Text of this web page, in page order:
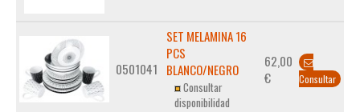
0501041
SET MELAMINA 16
PCS
BLANCO/NEGRO
Consultar
disponibilidad
62,00
€
Consultar